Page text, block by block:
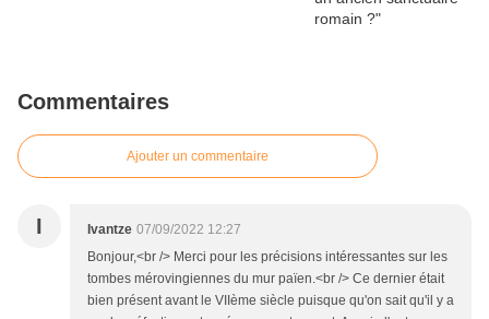
Commentaires
Ajouter un commentaire
I Ivantze 07/09/2022 12:27
Bonjour,<br /> Merci pour les précisions intéressantes sur les
tombes mérovingiennes du mur païen.<br /> Ce dernier était
bien présent avant le VIIème siècle puisque qu'on sait qu'il y a